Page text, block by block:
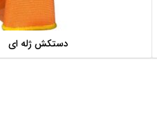
اطلاعات بیشتر
دستکش ژله ای